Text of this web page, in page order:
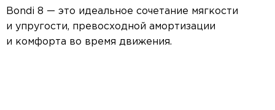
Bondi 8 — это идеальное сочетание мягкости
и упругости, превосходной амортизации
и комфорта во время движения.